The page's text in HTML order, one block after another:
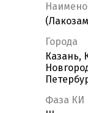
Города
Казань,
Фаза КИ